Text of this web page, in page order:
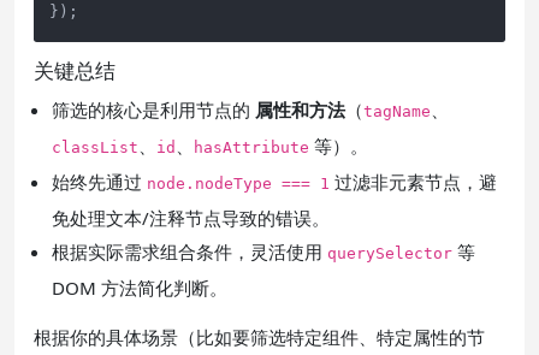
});
关键总结
筛选的核心是利用节点的 属性和方法（tagName
classList id hasAttribute 等）。
始终先通过 node.nodeType === 1 过滤非元素节点，避
免处理文本/注释节点导致的错误。
根据实际需求组合条件，灵活使用 querySelector 等
DOM 方法简化判断。
根据你的具体场景（比如要筛选特定组件、特定属性的节